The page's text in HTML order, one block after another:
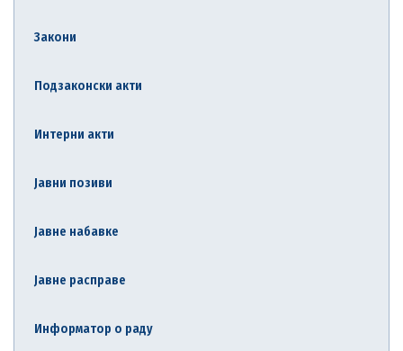
Закони
Подзаконски акти
Интерни акти
Јавни позиви
Јавне набавке
Јавне расправе
Информатор о раду